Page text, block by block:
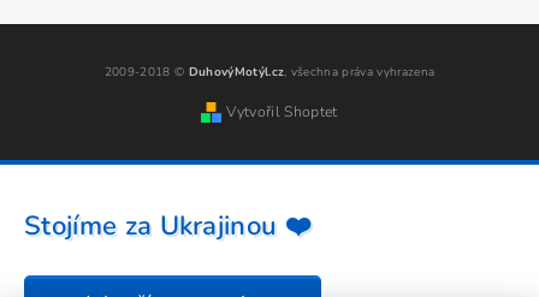
2009-2018 © DuhovýMotýl.cz, všechna práva vyhrazena
Vytvořil Shoptet
Stojíme za Ukrajinou ❤️